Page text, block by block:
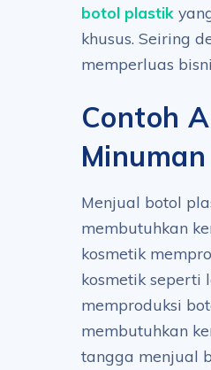
botol plastik
khusus. Seiring
memperluas
Contoh
Minuman
Menjual botol
membutuhkan
kosmetik
kosmetik seperti
memproduksi
membutuhkan
tangga menjual